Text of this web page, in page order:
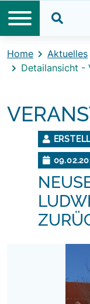
Home Aktuelles
Detailansicht -